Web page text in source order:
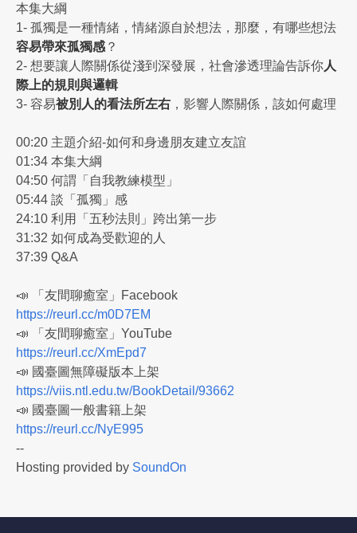
本集大綱
1- 孤獨是一種情緒，情緒源自於想法，那麼，有哪些想法
容易帶來孤獨感 ？
2- 想要讓人際關係從淺到深發展，社會滲透理論告訴你人
際上的規則與邏輯
3- 容易被別人的看法所左右 ，影響人際關係，該如何處理
00:20 主題介紹-如何和身邊朋友建立友誼
01:34 本集大綱
04:50 何謂「自我教練模型」
05:44 談「孤獨」感
24:10 利用「五秒法則」跨出第一步
31:32 如何成為受歡迎的人
37:39 Q&A
📣 「友間聊癒室」Facebook
https://reurl.cc/m0D7EM
📣 「友間聊癒室」YouTube
https://reurl.cc/XmEpd7
📣 國臺圖無障礙版本上架
https://viis.ntl.edu.tw/BookDetail/93662
📣 國臺圖一般書籍上架
https://reurl.cc/NyE995
--
Hosting provided by SoundOn